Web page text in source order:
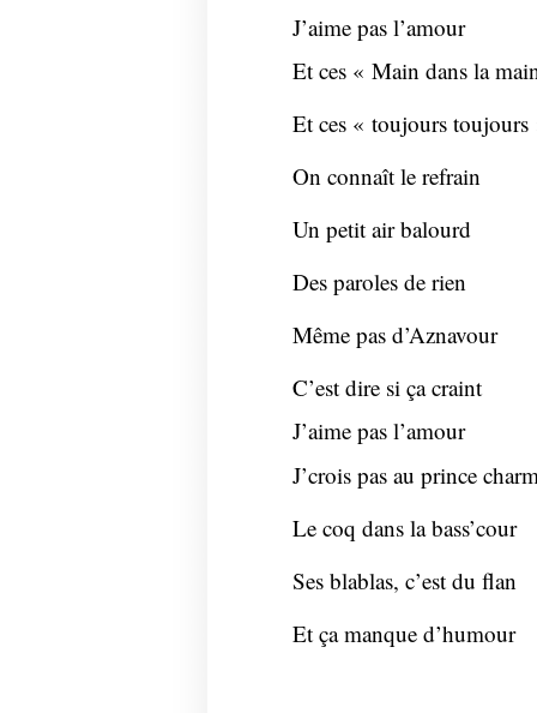
J’aime pas l’amour
Et ces « Main dans la
Et ces « toujours toujours
On connaît le refrain
Un petit air balourd
Des paroles de rien
Même pas d’Aznavour
C’est dire si ça craint
J’aime pas l’amour
J’crois pas au prince
Le coq dans la bass’cour
Ses blablas, c’est du flan
Et ça manque d’humour